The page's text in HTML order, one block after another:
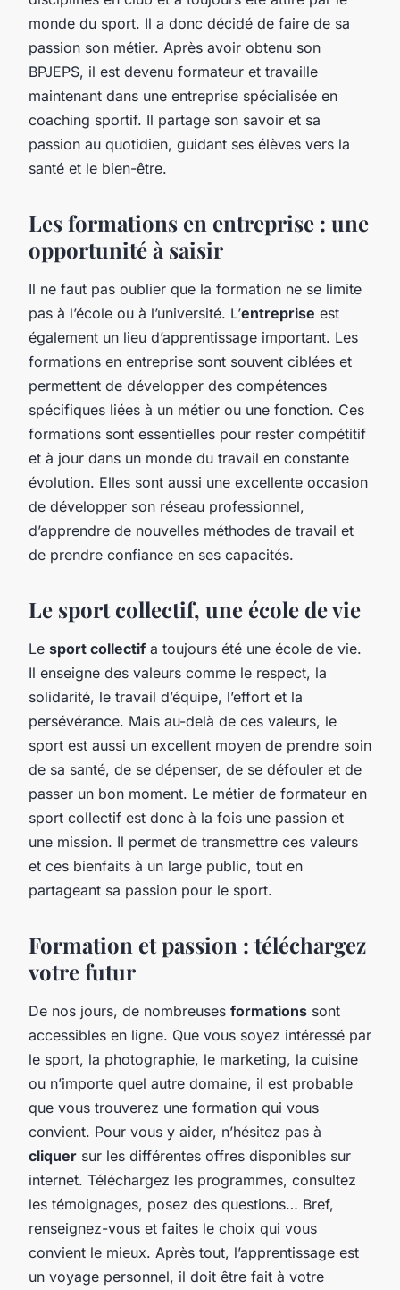
monde du sport. Il a donc décidé de faire de sa
passion son métier. Après avoir obtenu son
BPJEPS, il est devenu formateur et travaille
maintenant dans une entreprise spécialisée en
coaching sportif. Il partage son savoir et sa
passion au quotidien, guidant ses élèves vers la
santé et le bien-être.
Les formations en entreprise : une
opportunité à saisir
Il ne faut pas oublier que la formation ne se limite
pas à l’école ou à l’université. L’entreprise est
également un lieu d’apprentissage important. Les
formations en entreprise sont souvent ciblées et
permettent de développer des compétences
spécifiques liées à un métier ou une fonction. Ces
formations sont essentielles pour rester compétitif
et à jour dans un monde du travail en constante
évolution. Elles sont aussi une excellente occasion
de développer son réseau professionnel,
d’apprendre de nouvelles méthodes de travail et
de prendre confiance en ses capacités.
Le sport collectif, une école de vie
Le sport collectif a toujours été une école de vie.
Il enseigne des valeurs comme le respect, la
solidarité, le travail d’équipe, l’effort et la
persévérance. Mais au-delà de ces valeurs, le
sport est aussi un excellent moyen de prendre soin
de sa santé, de se dépenser, de se défouler et de
passer un bon moment. Le métier de formateur en
sport collectif est donc à la fois une passion et
une mission. Il permet de transmettre ces valeurs
et ces bienfaits à un large public, tout en
partageant sa passion pour le sport.
Formation et passion : téléchargez
votre futur
De nos jours, de nombreuses formations sont
accessibles en ligne. Que vous soyez intéressé par
le sport, la photographie, le marketing, la cuisine
ou n’importe quel autre domaine, il est probable
que vous trouverez une formation qui vous
convient. Pour vous y aider, n’hésitez pas à
cliquer sur les différentes offres disponibles sur
internet. Téléchargez les programmes, consultez
les témoignages, posez des questions… Bref,
renseignez-vous et faites le choix qui vous
convient le mieux. Après tout, l’apprentissage est
un voyage personnel, il doit être fait à votre